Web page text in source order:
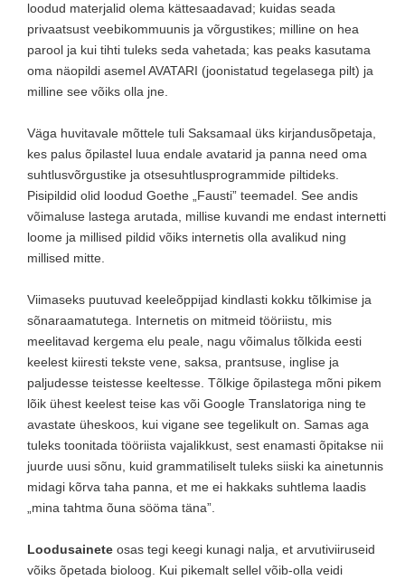
loodud materjalid olema kättesaadavad; kuidas seada
privaatsust veebikommuunis ja võrgustikes; milline on hea
parool ja kui tihti tuleks seda vahetada; kas peaks kasutama
oma näopildi asemel AVATARI (joonistatud tegelasega pilt) ja
milline see võiks olla jne.
Väga huvitavale mõttele tuli Saksamaal üks kirjandusõpetaja,
kes palus õpilastel luua endale avatarid ja panna need oma
suhtlusvõrgustike ja otsesuhtlusprogrammide piltideks.
Pisipildid olid loodud Goethe „Fausti” teemadel. See andis
võimaluse lastega arutada, millise kuvandi me endast internetti
loome ja millised pildid võiks internetis olla avalikud ning
millised mitte.
Viimaseks puutuvad keeleõppijad kindlasti kokku tõlkimise ja
sõnaraamatutega. Internetis on mitmeid tööriistu, mis
meelitavad kergema elu peale, nagu võimalus tõlkida eesti
keelest kiiresti tekste vene, saksa, prantsuse, inglise ja
paljudesse teistesse keeltesse. Tõlkige õpilastega mõni pikem
lõik ühest keelest teise kas või Google Translatoriga ning te
avastate üheskoos, kui vigane see tegelikult on. Samas aga
tuleks toonitada tööriista vajalikkust, sest enamasti õpitakse nii
juurde uusi sõnu, kuid grammatiliselt tuleks siiski ka ainetunnis
midagi kõrva taha panna, et me ei hakkaks suhtlema laadis
„mina tahtma õuna sööma täna”.
Loodusainete osas tegi keegi kunagi nalja, et arvutiviiruseid
võiks õpetada bioloog. Kui pikemalt sellel võib-olla veidi